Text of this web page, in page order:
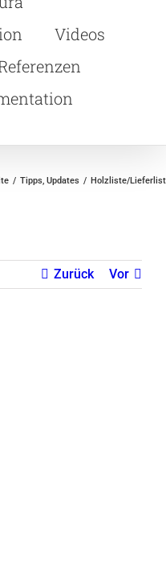
Videos
Tipps Updates Holzliste/
Zurück Vor